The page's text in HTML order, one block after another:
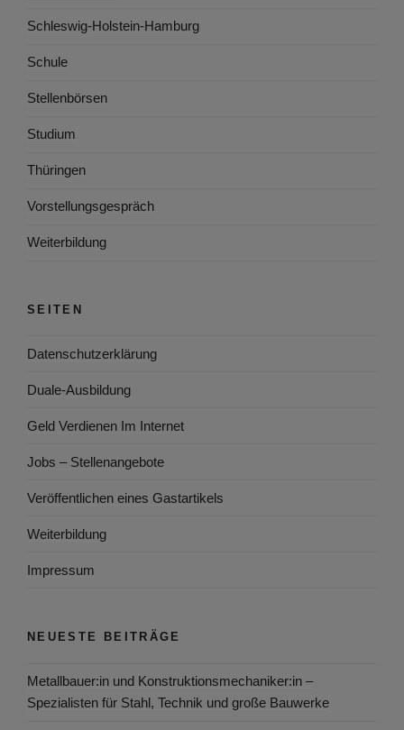
Schleswig-Holstein-Hamburg
Schule
Stellenbörsen
Studium
Thüringen
Vorstellungsgespräch
Weiterbildung
SEITEN
Datenschutzerklärung
Duale-Ausbildung
Geld Verdienen Im Internet
Jobs – Stellenangebote
Veröffentlichen eines Gastartikels
Weiterbildung
Impressum
NEUESTE BEITRÄGE
Metallbauer:in und Konstruktionsmechaniker:in –
Spezialisten für Stahl, Technik und große Bauwerke